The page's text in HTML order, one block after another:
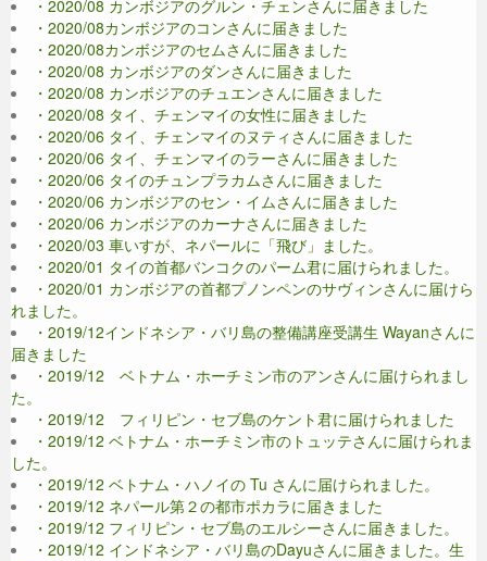
・2020/08 カンボジアのグルン・チェンさんに届きました
・2020/08カンボジアのコンさんに届きました
・2020/08カンボジアのセムさんに届きました
・2020/08 カンボジアのダンさんに届きました
・2020/08 カンボジアのチュエンさんに届きました
・2020/08 タイ、チェンマイの女性に届きました
・2020/06 タイ、チェンマイのヌティさんに届きました
・2020/06 タイ、チェンマイのラーさんに届きました
・2020/06 タイのチュンプラカムさんに届きました
・2020/06 カンボジアのセン・イムさんに届きました
・2020/06 カンボジアのカーナさんに届きました
・2020/03 車いすが、ネパールに「飛び」ました。
・2020/01 タイの首都バンコクのパーム君に届けられました。
・2020/01 カンボジアの首都プノンペンのサヴィンさんに届けら
れました。
・2019/12インドネシア・バリ島の整備講座受講生 Wayanさんに
届きました
・2019/12 ベトナム・ホーチミン市のアンさんに届けられまし
た。
・2019/12 フィリピン・セブ島のケント君に届けられました
・2019/12 ベトナム・ホーチミン市のトュッテさんに届けられま
した。
・2019/12 ベトナム・ハノイの Tu さんに届けられました。
・2019/12 ネパール第２の都市ポカラに届きました
・2019/12 フィリピン・セブ島のエルシーさんに届きました。
・2019/12 インドネシア・バリ島のDayuさんに届きました。生